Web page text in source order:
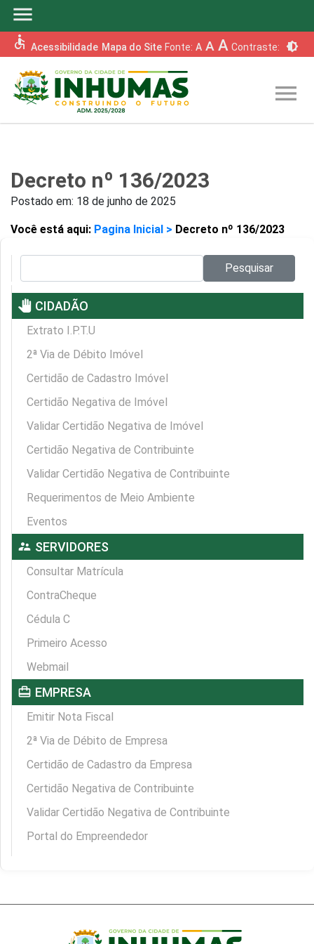
menu
accessible Acessibilidade Mapa do Site Fonte: A A A Contraste: brightness_6
menu
Decreto nº 136/2023
Postado em: 18 de junho de 2025
Você está aqui: Pagina Inicial > Decreto nº 136/2023
Pesquisar
pan_tool CIDADÃO
Extrato I.P.T.U
2ª Via de Débito Imóvel
Certidão de Cadastro Imóvel
Certidão Negativa de Imóvel
Validar Certidão Negativa de Imóvel
Certidão Negativa de Contribuinte
Validar Certidão Negativa de Contribuinte
Requerimentos de Meio Ambiente
Eventos
supervisor_account SERVIDORES
Consultar Matrícula
ContraCheque
Cédula C
Primeiro Acesso
Webmail
card_travel EMPRESA
Emitir Nota Fiscal
2ª Via de Débito de Empresa
Certidão de Cadastro da Empresa
Certidão Negativa de Contribuinte
Validar Certidão Negativa de Contribuinte
Portal do Empreendedor